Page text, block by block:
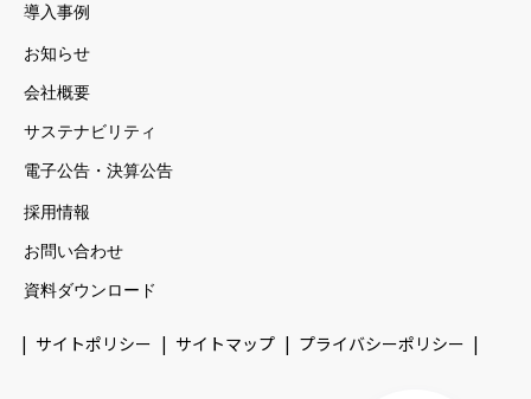
導入事例
お知らせ
会社概要
サステナビリティ
電子公告・決算公告
採用情報
お問い合わせ
資料ダウンロード
サイトポリシー サイトマップ プライバシーポリシー